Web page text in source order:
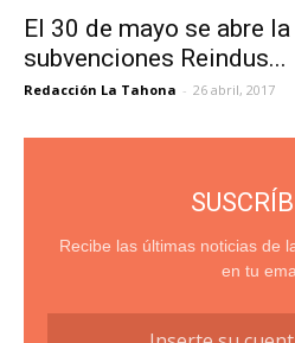
El 30 de mayo se abre
subvenciones Reindus...
Redacción La Tahona - 26 abril, 2017
Recibe las últimas noticias de
en tu